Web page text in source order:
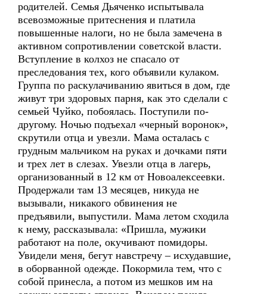
родителей. Семья Дьяченко испытывала
всевозможные притеснения и платила
повышенные налоги, но не была замечена в
активном сопротивлении советской власти.
Вступление в колхоз не спасало от
преследования тех, кого объявили кулаком.
Группа по раскулачиванию явиться в дом, где
живут три здоровых парня, как это сделали с
семьей Чуйко, побоялась. Поступили по-
другому. Ночью подъехал «черный воронок»,
скрутили отца и увезли. Мама осталась с
грудным мальчиком на руках и дочками пяти
и трех лет в слезах. Увезли отца в лагерь,
организованный в 12 км от Новоалексеевки.
Продержали там 13 месяцев, никуда не
вызывали, никакого обвинения не
предъявили, выпустили. Мама летом сходила
к нему, рассказывала: «Пришла, мужики
работают на поле, окучивают помидоры.
Увидели меня, бегут навстречу – исхудавшие,
в оборванной одежде. Покормила тем, что с
собой принесла, а потом из мешков им на